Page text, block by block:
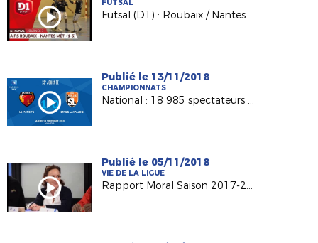
FUTSAL
Futsal (D1) : Roubaix / Nantes Métropole, le résumé (1-5)
Publié le 13/11/2018
CHAMPIONNATS
National : 18 985 spectateurs au MMArena
Publié le 05/11/2018
VIE DE LA LIGUE
Rapport Moral Saison 2017-2018